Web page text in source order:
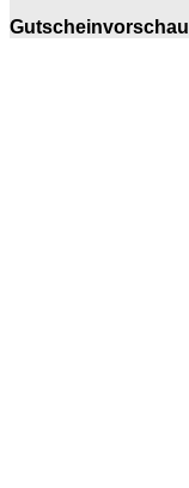
Gutscheinvorschau